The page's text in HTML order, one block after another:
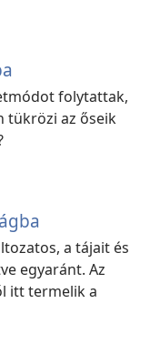
folytattak,
tükrözi az őseik
a tájait és
egyaránt. Az
itt termelik a